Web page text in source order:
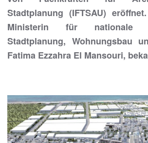
Stadtplanung (IFTSAU)
Ministerin für nationale
Stadtplanung, Wohnungsbau
Fatima Ezzahra El Mansouri,